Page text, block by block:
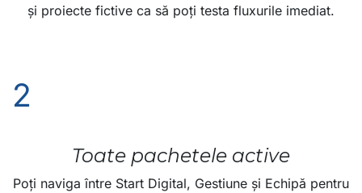
și proiecte fictive ca să poți testa fluxurile imediat.
2
Toate pachetele active
Poți naviga între Start Digital, Gestiune și Echipă pentru